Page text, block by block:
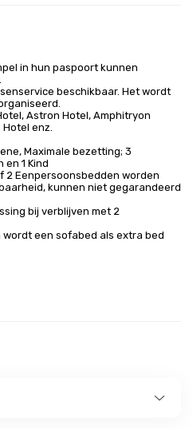
in hun paspoort kunnen
beschikbaar. Het wordt
Astron Hotel, Amphitryon
Hotel enz.
Maximale bezetting; 3
1 Kind
2 Eenpersoonsbedden worden
kunnen niet gegarandeerd
bij verblijven met 2
een sofabed als extra bed